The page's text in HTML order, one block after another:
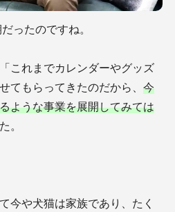
ったのですね。
これまでカレンダーやグッズ
てもらってきたのだから、 今
ような事業を展開してみては
。
今や犬猫は家族であり、たく